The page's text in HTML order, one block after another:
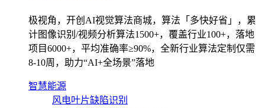
极视角，开创AI视觉算法商城，算法「多快好省」，累
计图像识别/视频分析算法1500+，覆盖行业100+，落地
项目6000+，平均准确率≥90%，全新行业算法定制仅需
8-10周，助力“AI+全场景”落地
智慧能源
风电叶片缺陷识别